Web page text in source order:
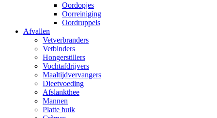
Oordopjes
Oorreiniging
Oordruppels
Afvallen
Vetverbranders
Vetbinders
Hongerstillers
Vochtafdrijvers
Maaltijdvervangers
Dieetvoeding
Afslankthee
Mannen
Platte buik